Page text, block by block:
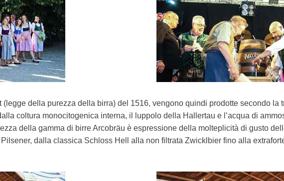
della purezza della birra) del 1516, vengono quindi prodotte secondo la
coltura monocitogenica interna, il luppolo della Hallertau e l’acqua di
della gamma di birre Arcobräu è espressione della molteplicità di gusto
dalla classica Schloss Hell alla non filtrata Zwicklbier fino alla